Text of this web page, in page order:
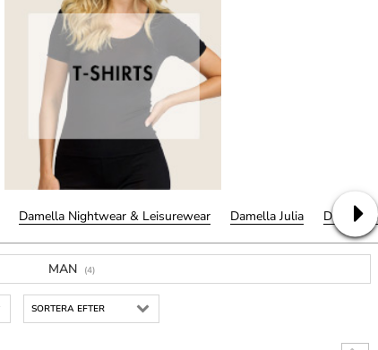
Damella Nightwear & Leisurewear Damella Julia Damella
MAN (4)
SORTERA EFTER